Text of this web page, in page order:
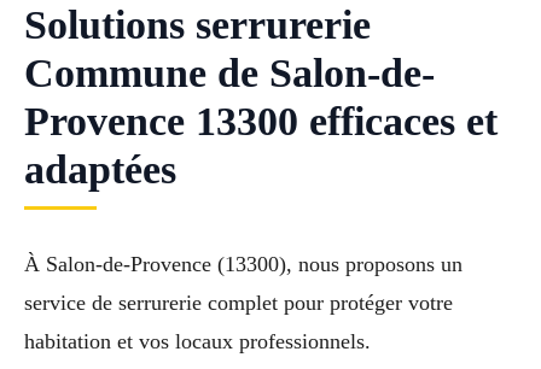
Solutions serrurerie
Commune de Salon-de-
Provence 13300 efficaces et
adaptées
À Salon-de-Provence (13300), nous proposons un
service de serrurerie complet pour protéger votre
habitation et vos locaux professionnels.